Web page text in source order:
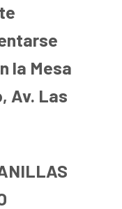
la Mesa
Av. Las